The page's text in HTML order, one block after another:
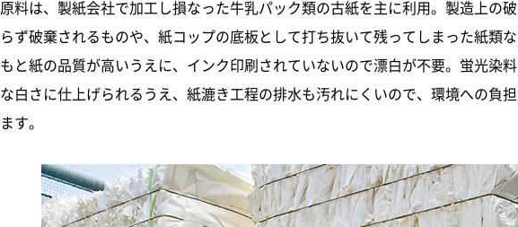
原料は、製紙会社で加工し損なった牛乳パック類の古紙を主に利用。製造上の
らず破棄されるものや、紙コップの底板として打ち抜いて残ってしまった紙類
もと紙の品質が高いうえに、インク印刷されていないので漂白が不要。蛍光染
な白さに仕上げられるうえ、紙漉き工程の排水も汚れにくいので、環境への負
ます。